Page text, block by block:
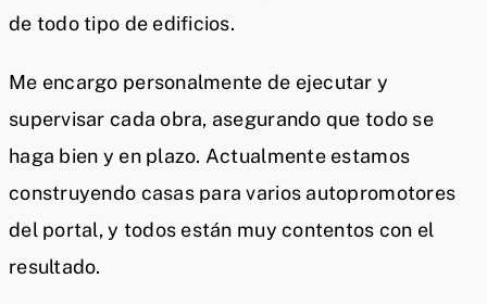
de todo tipo de edificios.
Me encargo personalmente de ejecutar y
supervisar cada obra, asegurando que todo se
haga bien y en plazo. Actualmente estamos
construyendo casas para varios autopromotores
del portal, y todos están muy contentos con el
resultado.